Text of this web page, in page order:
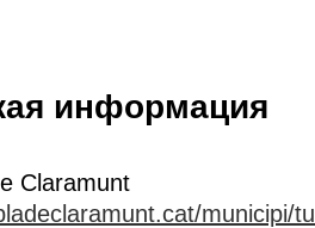
информация
Claramunt
municipi/